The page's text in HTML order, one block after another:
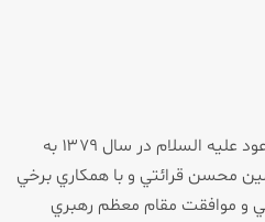
بنياد فرهنگي حضرت مهدي موعود عليه السلام در سال ۱۳۷۹ به
محسن قرائتي و با همكاري برخي
و موافقت مقام معظم رهبري